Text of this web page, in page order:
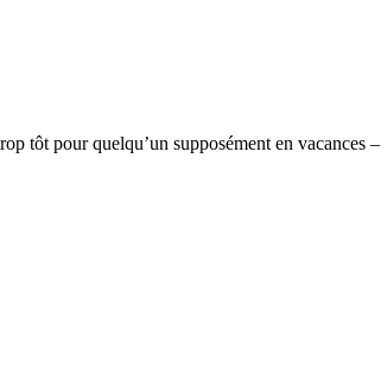
tôt pour quelqu’un supposément en vacances –